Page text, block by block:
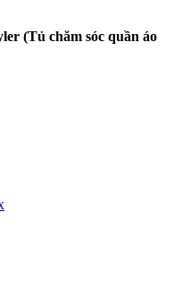
(Tủ chăm sóc quần áo